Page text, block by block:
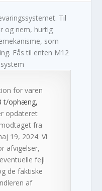
Til
og nem, hurtig
som
Fås til enten M12
for varen
t/ophæng,
opdateret
fra
19, 2024. Vi
afvigelser,
fejl
de faktiske
af